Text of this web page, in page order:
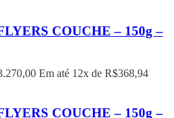
COUCHE – 150g –
Em até 12x de R$368,94
COUCHE – 150g –